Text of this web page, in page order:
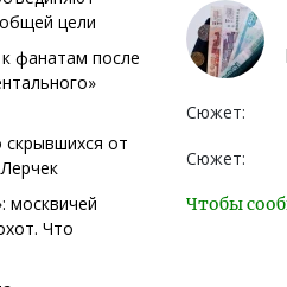
цели
фанатам после
скрывшихся от
москвичей
Что
Сюжет:
Сюжет:
Чтобы